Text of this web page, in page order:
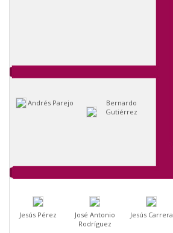
Andrés Parejo
Bernardo
Gutiérrez
Jesús Pérez
José Antonio
Rodríguez
Jesús Carrera